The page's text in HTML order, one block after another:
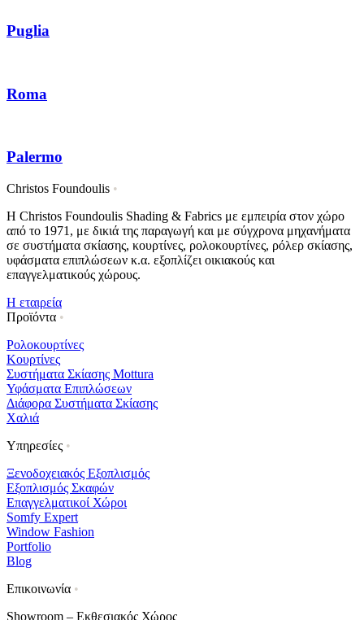
Puglia
Roma
Palermo
Christos Foundoulis •
Η Christos Foundoulis Shading & Fabrics με εμπειρία στον χώρο
από το 1971, με δικιά της παραγωγή και με σύγχρονα μηχανήματα
σε συστήματα σκίασης, κουρτίνες, ρολοκουρτίνες, ρόλερ σκίασης,
υφάσματα επιπλώσεων κ.α. εξοπλίζει οικιακούς και
επαγγελματικούς χώρους.
Η εταιρεία
Προϊόντα •
Ρολοκουρτίνες
Κουρτίνες
Συστήματα Σκίασης Mottura
Υφάσματα Επιπλώσεων
Διάφορα Συστήματα Σκίασης
Χαλιά
Υπηρεσίες •
Ξενοδοχειακός Εξοπλισμός
Εξοπλισμός Σκαφών
Επαγγελματικοί Χώροι
Somfy Expert
Window Fashion
Portfolio
Blog
Επικοινωνία •
Showroom – Εκθεσιακός Χώρος